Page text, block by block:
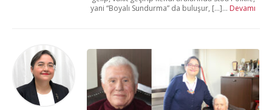
yani “Boyalı Sundurma” da buluşur, [...]... Devamı